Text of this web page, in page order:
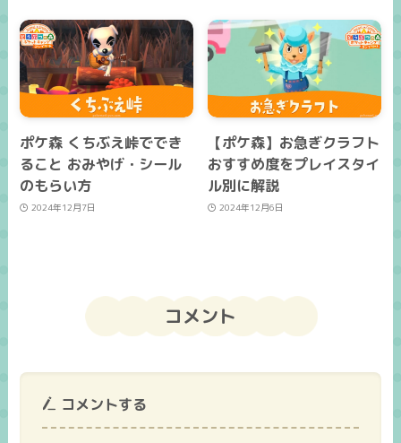
ポケ森 くちぶえ峠ででき
ること おみやげ・シール
のもらい方
2024年12月7日
【ポケ森】お急ぎクラフト
おすすめ度をプレイスタイ
ル別に解説
2024年12月6日
コメント
コメントする